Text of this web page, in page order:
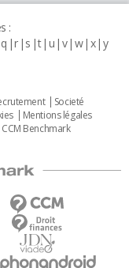
:
q r s t u v w x y
Societé
Mentions légales
Benchmark